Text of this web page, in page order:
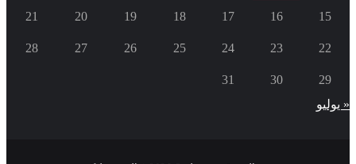
15
16
17
18
19
20
21
22
23
24
25
26
27
28
29
30
31
« يوليو